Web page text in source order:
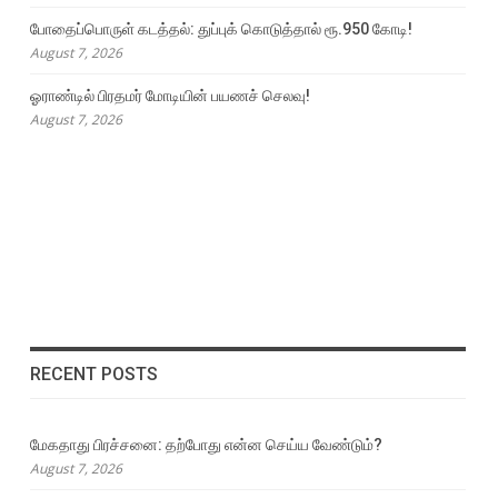
போதைப்பொருள் கடத்தல்: துப்புக் கொடுத்தால் ரூ.950 கோடி!
August 7, 2026
ஓராண்டில் பிரதமர் மோடியின் பயணச் செலவு!
August 7, 2026
RECENT POSTS
மேகதாது பிரச்சனை: தற்போது என்ன செய்ய வேண்டும்?
August 7, 2026